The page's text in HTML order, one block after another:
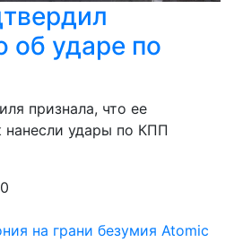
ударе по
признала, что ее
удары по КПП
0